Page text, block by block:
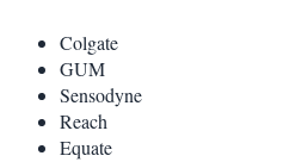
Colgate
GUM
Sensodyne
Reach
Equate